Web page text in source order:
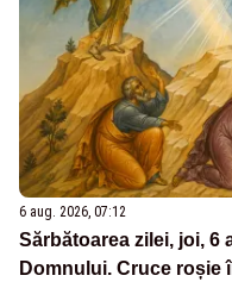
6 aug. 2026, 07:12
Sărbătoarea zilei, joi, 6
Domnului. Cruce roșie